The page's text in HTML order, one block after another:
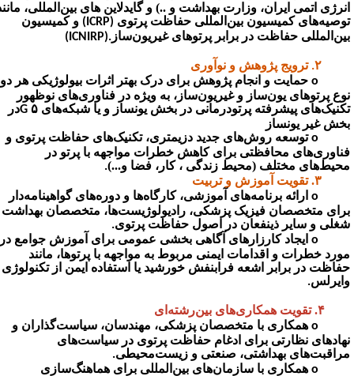
اتمی ایران، وزارت بهداشت و ..) و گایدلاین های بین‌المللی، مانند
کمیسیون بین‌المللی حفاظت پرتوی(ICRP) و کمیسیون
حفاظت در برابر پرتوهای غیریون‌ساز(ICNIRP).
ترویج پژوهش و نوآوری
حمایت و انجام پژوهش برای درک بهتر اثرات بیولوژیکی هر دو
پرتوهای یون‌ساز و غیریون‌ساز، به ویژه در فناوری‌های نوظهور
پیشرفته پرتودرمانی در بخش یونساز و یا شبکه‌های ۵
G در
غیر یونساز
توسعه روش‌های جدید دزیمتری، تکنیک‌های حفاظت پرتوی و
محافظتی برای کاهش خطرات مواجهه با پرتو در
مختلف (محیط زندگی ، کار، فضا و...).
. تقویت آموزش و تربیت
ارائه برنامه‌های آموزشی، کارگاه‌ها و دوره‌های گواهینامه‌دار
متخصصان فیزیک پزشکی، رادیولوژیست‌ها، متخصصان بهداشت
و سایر ذینفعان در اصول حفاظت پرتوی.
ایجاد کارزار‌های آگاهی بخشی عمومی برای آموزش جوامع در
خطرات و اقدامات ایمنی مربوط به مواجهه با پرتوها، مانند
در برابر اشعه فرابنفش خورشید یا استفاده ایمن از تکنولوژی
.
. تقویت همکاری‌های بین‌رشته‌ای
همکاری با متخصصان پزشکی، مهندسان، سیاست‌گذاران و
نظارتی برای ادغام حفاظت پرتوی در سیاست‌های
بهداشتی، صنعتی و زیست‌محیطی.
همکاری با سازمان‌های بین‌المللی برای هماهنگ‌سازی